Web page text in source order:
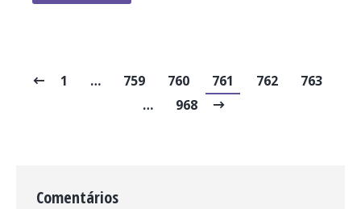
1 … 759 760 761 762
763
…
968
Comentários